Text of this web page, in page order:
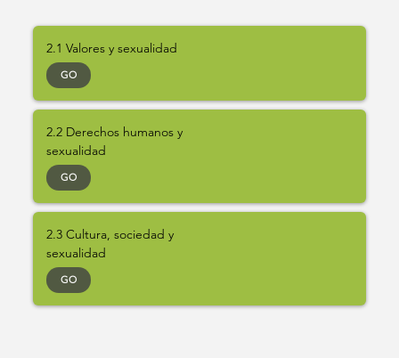
2.1 Valores y sexualidad
GO
2.2 Derechos humanos y
sexualidad
GO
2.3 Cultura, sociedad y
sexualidad
GO